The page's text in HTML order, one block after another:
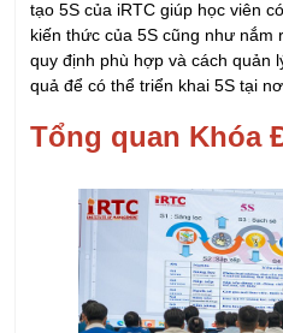
quả để có thể triển khai 5S tại
Tổng quan Khóa